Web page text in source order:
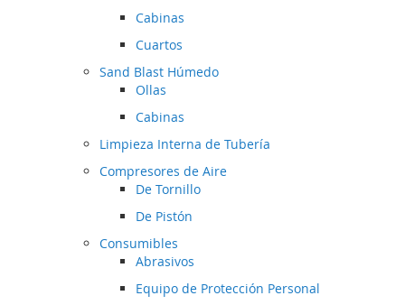
Cabinas
Cuartos
Sand Blast Húmedo
Ollas
Cabinas
Limpieza Interna de Tubería
Compresores de Aire
De Tornillo
De Pistón
Consumibles
Abrasivos
Equipo de Protección Personal